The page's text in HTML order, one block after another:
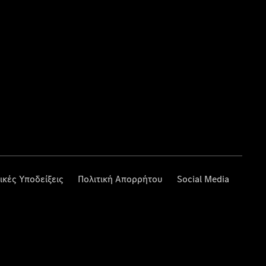
Υποδείξεις Πολιτική Απορρήτου Social Media